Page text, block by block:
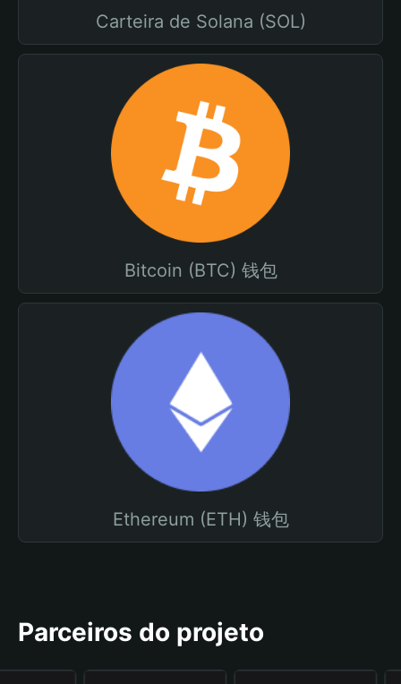
Carteira de Solana (SOL)
Bitcoin (BTC) 钱包
Ethereum (ETH) 钱包
Parceiros do projeto